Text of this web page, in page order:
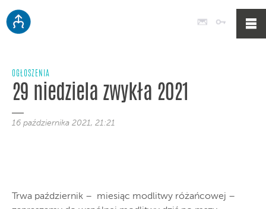
Poczta
OGŁOSZENIA
29 niedziela zwykła 2021
16 października 2021, 21:21
Trwa październik – miesiąc modlitwy różańcowej –